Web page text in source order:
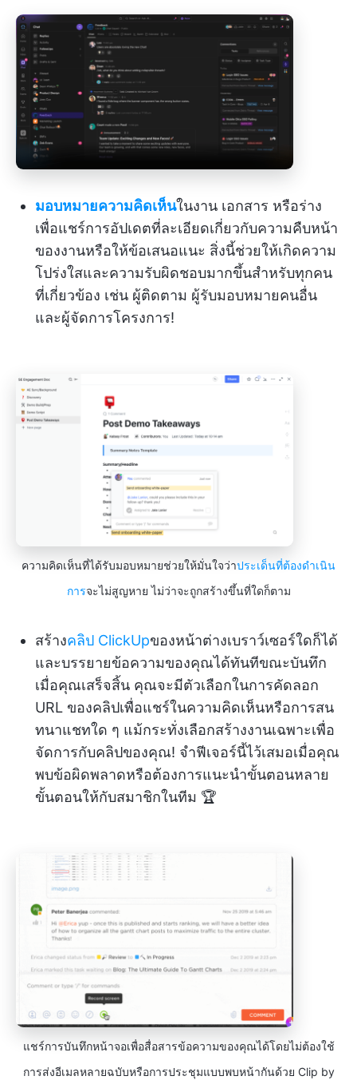
มอบหมายความคิดเห็นในงาน เอกสาร หรือร่าง
เพื่อแชร์การอัปเดตที่ละเอียดเกี่ยวกับความคืบหน้า
ของงานหรือให้ข้อเสนอแนะ สิ่งนี้ช่วยให้เกิดความ
โปร่งใสและความรับผิดชอบมากขึ้นสำหรับทุกคน
ที่เกี่ยวข้อง เช่น ผู้ติดตาม ผู้รับมอบหมายคนอื่น
และผู้จัดการโครงการ!
ความคิดเห็นที่ได้รับมอบหมายช่วยให้มั่นใจว่าประเด็นที่ต้องดำเนิน
การจะไม่สูญหาย ไม่ว่าจะถูกสร้างขึ้นที่ใดก็ตาม
สร้างคลิป ClickUpของหน้าต่างเบราว์เซอร์ใดก็ได้
และบรรยายข้อความของคุณได้ทันทีขณะบันทึก
เมื่อคุณเสร็จสิ้น คุณจะมีตัวเลือกในการคัดลอก
URL ของคลิปเพื่อแชร์ในความคิดเห็นหรือการสน
ทนาแชทใด ๆ แม้กระทั่งเลือกสร้างงานเฉพาะเพื่อ
จัดการกับคลิปของคุณ! จำฟีเจอร์นี้ไว้เสมอเมื่อคุณ
พบข้อผิดพลาดหรือต้องการแนะนำขั้นตอนหลาย
ขั้นตอนให้กับสมาชิกในทีม 🏆
แชร์การบันทึกหน้าจอเพื่อสื่อสารข้อความของคุณได้โดยไม่ต้องใช้
การส่งอีเมลหลายฉบับหรือการประชุมแบบพบหน้ากันด้วย Clip by